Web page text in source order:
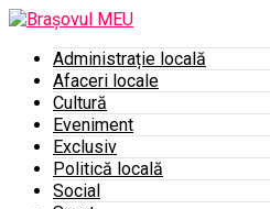
Administrație locală
Afaceri locale
Cultură
Eveniment
Exclusiv
Politică locală
Social